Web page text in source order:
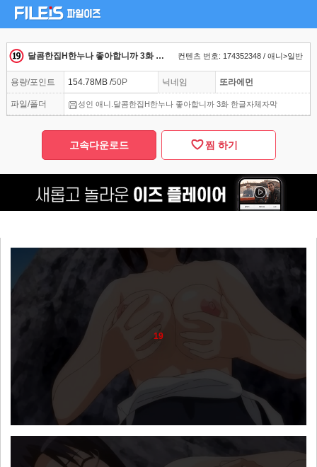
달콤한집H한누나 좋아합니까 3화 한글자체자막 컨텐츠 번호: 174352348 / 애니>일반
용량/포인트 154.78MB /50P 닉네임 또라에먼
파일/폴더 성인 애니.달콤한집H한누나 좋아합니까 3화 한글자체자막
고속다운로드 찜 하기
19